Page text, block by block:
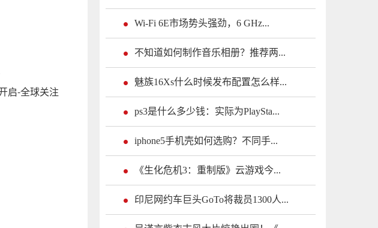
启-全球关注
Wi-Fi 6E市场势头强劲，6 GHz...
不知道如何制作音乐相册？推荐两...
魅族16Xs什么时候发布配置怎么样...
ps3是什么多少钱：实际为PlaySta...
iphone5手机壳如何选购？不同手...
《生化危机3：重制版》云游戏今...
印尼网约车巨头GoTo将裁员1300人...